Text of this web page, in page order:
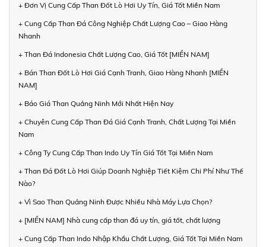
+ Đơn Vị Cung Cấp Than Đốt Lò Hơi Uy Tín, Giá Tốt Miền Nam
+ Cung Cấp Than Đá Công Nghiệp Chất Lượng Cao – Giao Hàng
Nhanh
+ Than Đá Indonesia Chất Lượng Cao, Giá Tốt [MIỀN NAM]
+ Bán Than Đốt Lò Hơi Giá Cạnh Tranh, Giao Hàng Nhanh [MIỀN
NAM]
+ Báo Giá Than Quảng Ninh Mới Nhất Hiện Nay
+ Chuyên Cung Cấp Than Đá Giá Cạnh Tranh, Chất Lượng Tại Miền
Nam
+ Công Ty Cung Cấp Than Indo Uy Tín Giá Tốt Tại Miền Nam
+ Than Đá Đốt Lò Hơi Giúp Doanh Nghiệp Tiết Kiệm Chi Phí Như Thế
Nào?
+ Vì Sao Than Quảng Ninh Được Nhiều Nhà Máy Lựa Chọn?
+ [MIỀN NAM] Nhà cung cấp than đá uy tín, giá tốt, chất lượng
+ Cung Cấp Than Indo Nhập Khẩu Chất Lượng, Giá Tốt Tại Miền Nam